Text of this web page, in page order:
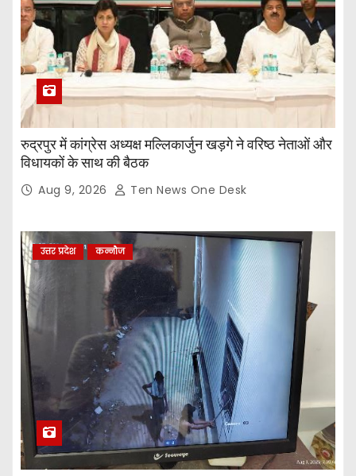
रुद्रपुर में कांग्रेस अध्यक्ष मल्लिकार्जुन खड़गे ने वरिष्ठ नेताओं और
विधायकों के साथ की बैठक
Aug 9, 2026 Ten News One Desk
उत्तर प्रदेश कन्नौज